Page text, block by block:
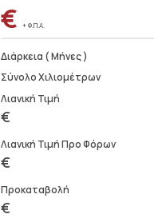
€+ Φ.Π.Α.
Διάρκεια ( Μήνες )
Σύνολο Χιλιομέτρων
Λιανική Τιμή
€
Λιανική Τιμή Προ Φόρων
€
Προκαταβολή
€